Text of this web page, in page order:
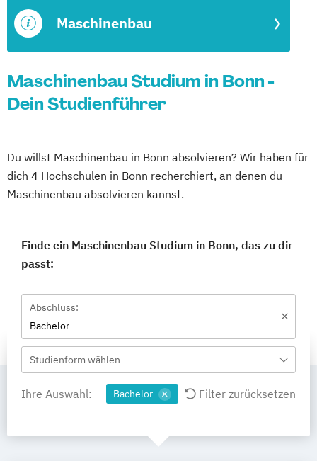
Maschinenbau
Maschinenbau Studium in Bonn -
Dein Studienführer
Du willst Maschinenbau in Bonn absolvieren? Wir haben für
dich 4 Hochschulen in Bonn recherchiert, an denen du
Maschinenbau absolvieren kannst.
Finde ein Maschinenbau Studium in Bonn, das zu dir
passt:
Abschluss:
Bachelor
Studienform wählen
Ihre Auswahl: Bachelor Filter zurücksetzen